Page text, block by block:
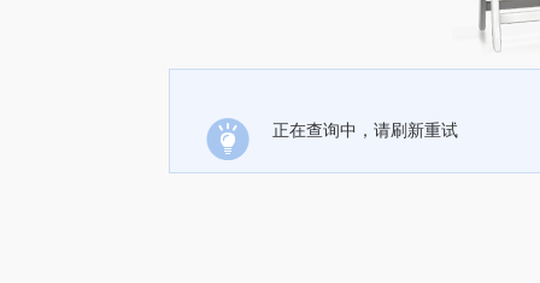
正在查询中，请刷新重试